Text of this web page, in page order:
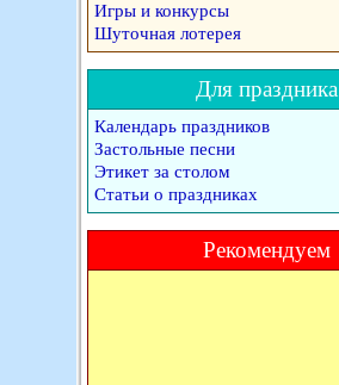
Игры и конкурсы
Шуточная лотерея
Для праздника
Календарь праздников
Застольные песни
Этикет за столом
Статьи о праздниках
Рекомендуем